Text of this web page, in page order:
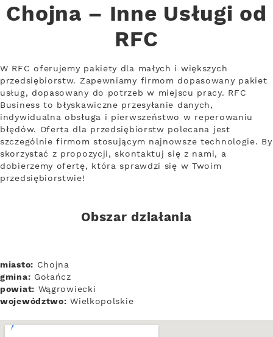
Chojna – Inne Usługi od
RFC
W RFC oferujemy pakiety dla małych i większych
przedsiębiorstw. Zapewniamy firmom dopasowany pakiet
usług, dopasowany do potrzeb w miejscu pracy. RFC
Business to błyskawiczne przesyłanie danych,
indywidualna obsługa i pierwszeństwo w reperowaniu
błędów. Oferta dla przedsiębiorstw polecana jest
szczególnie firmom stosującym najnowsze technologie. By
skorzystać z propozycji, skontaktuj się z nami, a
dobierzemy ofertę, która sprawdzi się w Twoim
przedsiębiorstwie!
Obszar działania
miasto: Chojna
gmina: Gołańcz
powiat: Wągrowiecki
województwo: Wielkopolskie